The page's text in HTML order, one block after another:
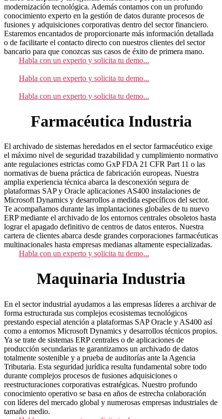
modernización tecnológica. Además contamos con un profundo
conocimiento experto en la gestión de datos durante procesos de
fusiones y adquisiciones corporativas dentro del sector financiero.
Estaremos encantados de proporcionarte más información detallada
o de facilitarte el contacto directo con nuestros clientes del sector
bancario para que conozcas sus casos de éxito de primera mano.
Habla con un experto y solicita tu demo...
Habla con un experto y solicita tu demo...
Habla con un experto y solicita tu demo...
Farmacéutica Industria
El archivado de sistemas heredados en el sector farmacéutico exige
el máximo nivel de seguridad trazabilidad y cumplimiento normativo
ante regulaciones estrictas como GxP FDA 21 CFR Part 11 o las
normativas de buena práctica de fabricación europeas. Nuestra
amplia experiencia técnica abarca la desconexión segura de
plataformas SAP y Oracle aplicaciones AS400 instalaciones de
Microsoft Dynamics y desarrollos a medida específicos del sector.
Te acompañamos durante las implantaciones globales de tu nuevo
ERP mediante el archivado de los entornos centrales obsoletos hasta
lograr el apagado definitivo de centros de datos enteros. Nuestra
cartera de clientes abarca desde grandes corporaciones farmacéuticas
multinacionales hasta empresas medianas altamente especializadas.
Habla con un experto y solicita tu demo...
Maquinaria Industria
En el sector industrial ayudamos a las empresas líderes a archivar de
forma estructurada sus complejos ecosistemas tecnológicos
prestando especial atención a plataformas SAP Oracle y AS400 así
como a entornos Microsoft Dynamics y desarrollos técnicos propios.
Ya se trate de sistemas ERP centrales o de aplicaciones de
producción secundarias te garantizamos un archivado de datos
totalmente sostenible y a prueba de auditorías ante la Agencia
Tributaria. Esta seguridad jurídica resulta fundamental sobre todo
durante complejos procesos de fusiones adquisiciones o
reestructuraciones corporativas estratégicas. Nuestro profundo
conocimiento operativo se basa en años de estrecha colaboración
con líderes del mercado global y numerosas empresas industriales de
tamaño medio.